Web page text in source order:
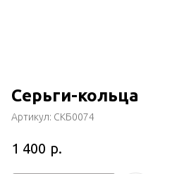
Серьги-кольца
Артикул: СКБ0074
1 400 р.